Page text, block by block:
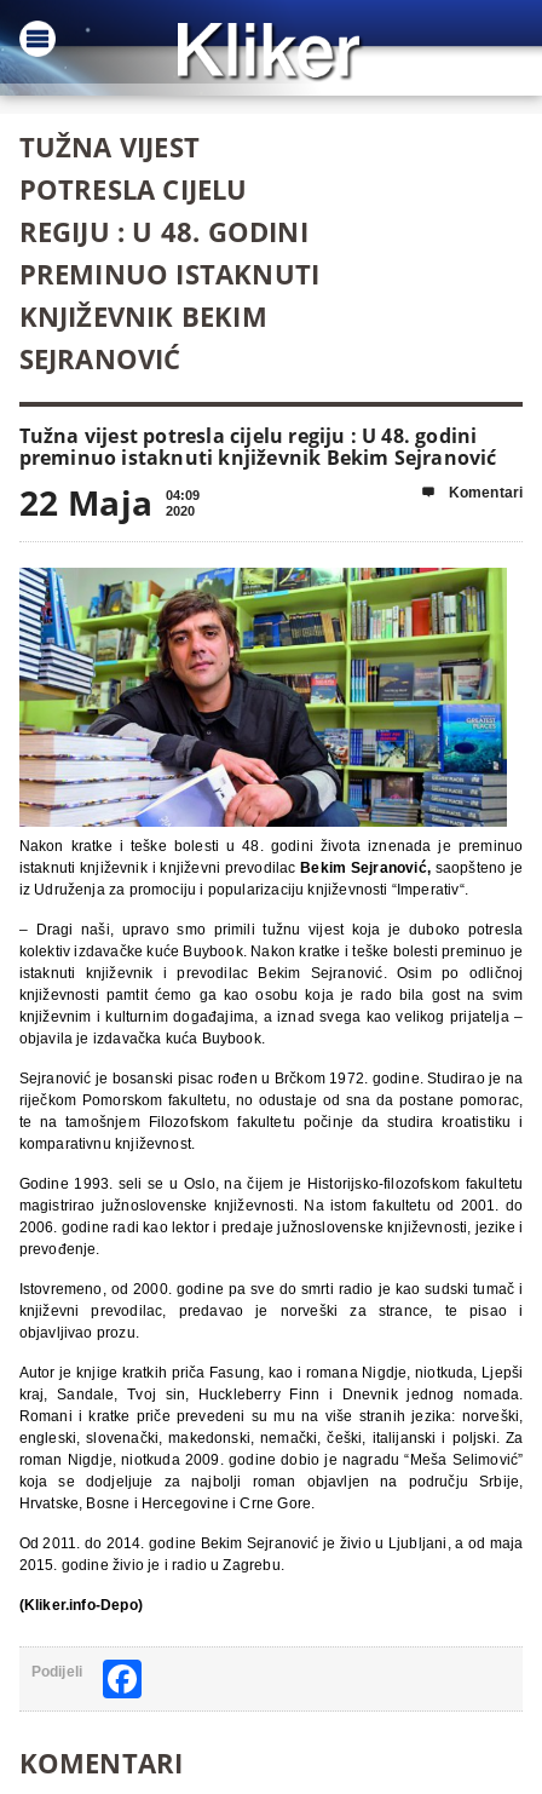
TUŽNA VIJEST
POTRESLA CIJELU
REGIJU : U 48. GODINI
PREMINUO ISTAKNUTI
KNJIŽEVNIK BEKIM
SEJRANOVIĆ
Tužna vijest potresla cijelu regiju : U 48. godini
preminuo istaknuti književnik Bekim Sejranović
22 Maja
04:09
2020
 Komentari
Nakon kratke i teške bolesti u 48. godini života iznenada je preminuo
istaknuti književnik i književni prevodilac Bekim Sejranović,saopšteno je
iz Udruženja za promociju i popularizaciju književnosti “Imperativ“.
– Dragi naši, upravo smo primili tužnu vijest koja je duboko potresla
kolektiv izdavačke kuće Buybook. Nakon kratke i teške bolesti preminuo je
istaknuti književnik i prevodilac Bekim Sejranović. Osim po odličnoj
književnosti pamtit ćemo ga kao osobu koja je rado bila gost na svim
književnim i kulturnim događajima, a iznad svega kao velikog prijatelja –
objavila je izdavačka kuća Buybook.
Sejranović je bosanski pisac rođen u Brčkom 1972. godine. Studirao je na
riječkom Pomorskom fakultetu, no odustaje od sna da postane pomorac,
te na tamošnjem Filozofskom fakultetu počinje da studira kroatistiku i
komparativnu književnost.
Godine 1993. seli se u Oslo, na čijem je Historijsko-filozofskom fakultetu
magistrirao južnoslovenske književnosti. Na istom fakultetu od 2001. do
2006. godine radi kao lektor i predaje južnoslovenske književnosti, jezike i
prevođenje.
Istovremeno, od 2000. godine pa sve do smrti radio je kao sudski tumač i
književni prevodilac, predavao je norveški za strance, te pisao i
objavljivao prozu.
Autor je knjige kratkih priča Fasung, kao i romana Nigdje, niotkuda, Ljepši
kraj, Sandale, Tvoj sin, Huckleberry Finn i Dnevnik jednog nomada.
Romani i kratke priče prevedeni su mu na više stranih jezika: norveški,
engleski, slovenački, makedonski, nemački, češki, italijanski i poljski. Za
roman Nigdje, niotkuda 2009. godine dobio je nagradu “Meša Selimović”
koja se dodjeljuje za najbolji roman objavljen na području Srbije,
Hrvatske, Bosne i Hercegovine i Crne Gore.
Od 2011. do 2014. godine Bekim Sejranović je živio u Ljubljani, a od maja
2015. godine živio je i radio u Zagrebu.
(Kliker.info-Depo)
Podijeli
KOMENTARI